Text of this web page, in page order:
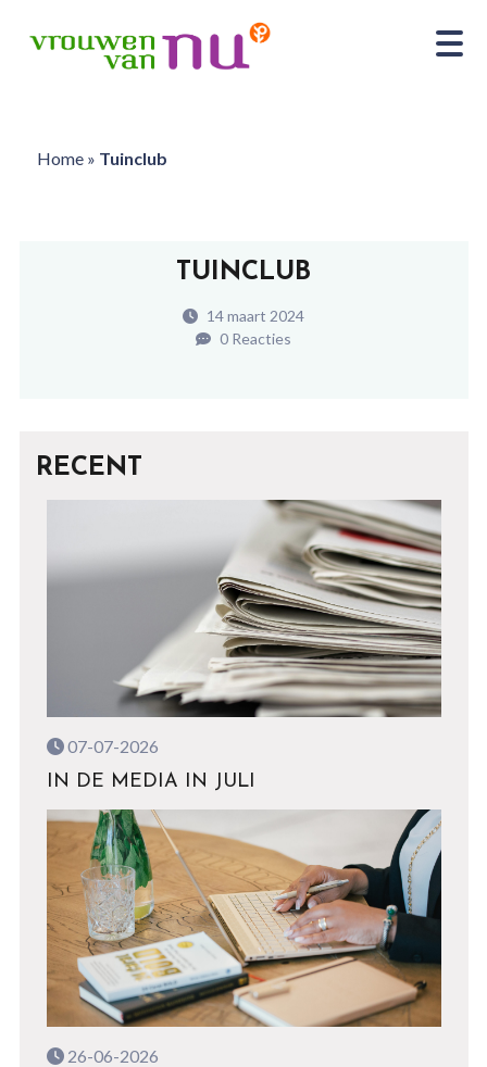
Home» Tuinclub
TUINCLUB
14 maart 2024
0 Reacties
RECENT
07-07-2026
IN DE MEDIA IN JULI
26-06-2026